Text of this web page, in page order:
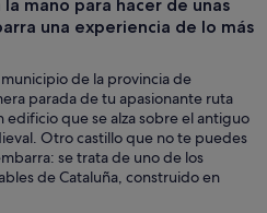
mano para hacer de unas
una experiencia de lo más
de la provincia de
parada de tu apasionante ruta
edificio que se alza sobre el antiguo
Otro castillo que no te puedes
se trata de uno de los
de Cataluña, construido en